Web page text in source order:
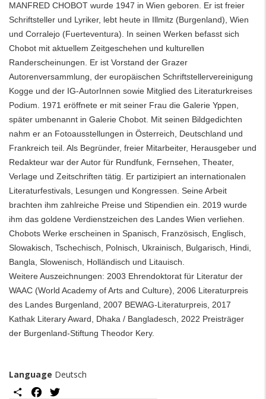
MANFRED CHOBOT wurde 1947 in Wien geboren. Er ist freier
Schriftsteller und Lyriker, lebt heute in Illmitz (Burgenland), Wien
und Corralejo (Fuerteventura). In seinen Werken befasst sich
Chobot mit aktuellem Zeitgeschehen und kulturellen
Randerscheinungen. Er ist Vorstand der Grazer
Autorenversammlung, der europäischen Schriftstellervereinigung
Kogge und der IG-AutorInnen sowie Mitglied des Literaturkreises
Podium. 1971 eröffnete er mit seiner Frau die Galerie Yppen,
später umbenannt in Galerie Chobot. Mit seinen Bildgedichten
nahm er an Fotoausstellungen in Österreich, Deutschland und
Frankreich teil. Als Begründer, freier Mitarbeiter, Herausgeber und
Redakteur war der Autor für Rundfunk, Fernsehen, Theater,
Verlage und Zeitschriften tätig. Er partizipiert an internationalen
Literaturfestivals, Lesungen und Kongressen. Seine Arbeit
brachten ihm zahlreiche Preise und Stipendien ein. 2019 wurde
ihm das goldene Verdienstzeichen des Landes Wien verliehen.
Chobots Werke erscheinen in Spanisch, Französisch, Englisch,
Slowakisch, Tschechisch, Polnisch, Ukrainisch, Bulgarisch, Hindi,
Bangla, Slowenisch, Holländisch und Litauisch.
Weitere Auszeichnungen: 2003 Ehrendoktorat für Literatur der
WAAC (World Academy of Arts and Culture), 2006 Literaturpreis
des Landes Burgenland, 2007 BEWAG-Literaturpreis, 2017
Kathak Literary Award, Dhaka / Bangladesch, 2022 Preisträger
der Burgenland-Stiftung Theodor Kery.
Language Deutsch
ShareFacebook